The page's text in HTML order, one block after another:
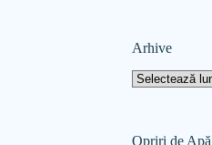
Arhive
Opriri de Apă